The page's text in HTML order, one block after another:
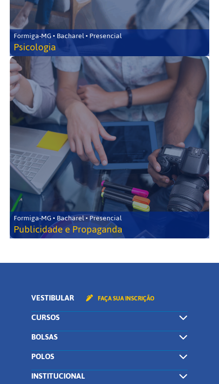
Formiga-MG • Bacharel • Presencial
Psicologia
Formiga-MG • Bacharel • Presencial
Publicidade e Propaganda
VESTIBULAR FAÇA SUA INSCRIÇÃO
CURSOS
BOLSAS
POLOS
INSTITUCIONAL